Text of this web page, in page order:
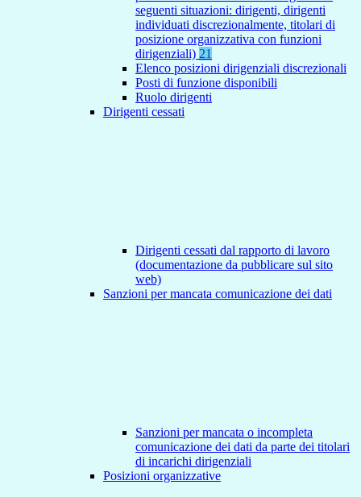
seguenti situazioni: dirigenti, dirigenti
individuati discrezionalmente, titolari di
posizione organizzativa con funzioni
dirigenziali) 21
Elenco posizioni dirigenziali discrezionali
Posti di funzione disponibili
Ruolo dirigenti
Dirigenti cessati
Dirigenti cessati dal rapporto di lavoro
(documentazione da pubblicare sul sito
web)
Sanzioni per mancata comunicazione dei dati
Sanzioni per mancata o incompleta
comunicazione dei dati da parte dei titolari
di incarichi dirigenziali
Posizioni organizzative